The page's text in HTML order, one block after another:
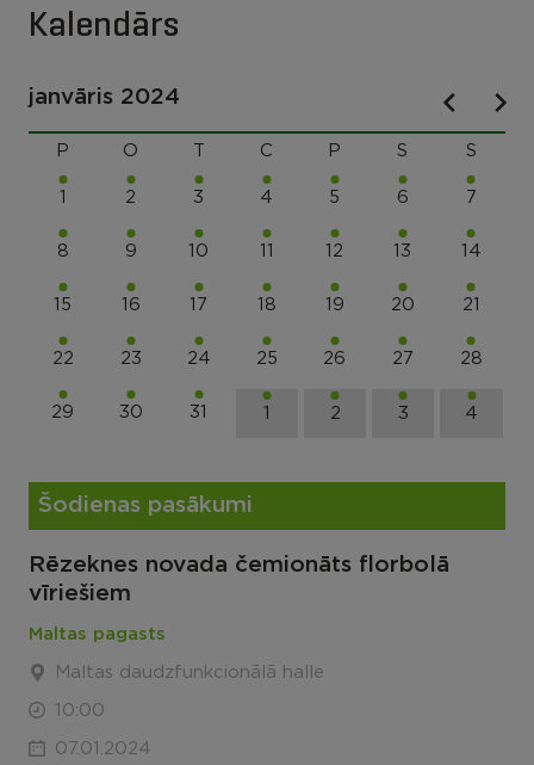
Kalendārs
janvāris 2024
P O C P S S
1 2 3 4 5 6 7
8 9 10 11 12 13 14
15 16 17 18 19 20 21
22 23 24 25 26 27 28
29 30 31 1 2 3 4
Šodienas pasākumi
Rēzeknes novada čemionāts florbolā
vīriešiem
Maltas pagasts
Maltas daudzfunkcionālā halle
10:00
07.01.2024